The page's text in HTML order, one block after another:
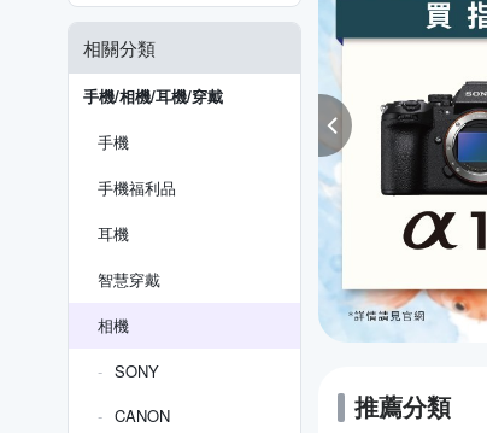
相關分類
手機/相機/耳機/穿戴
手機
手機福利品
耳機
智慧穿戴
相機
SONY
CANON
推薦分類